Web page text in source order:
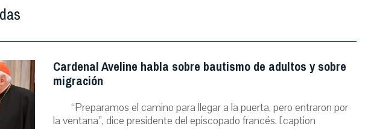
Cardenal Aveline habla sobre bautismo de adultos y sobre
migración
“Preparamos el camino para llegar a la puerta, pero entraron por
la ventana”, dice presidente del episcopado francés. [caption